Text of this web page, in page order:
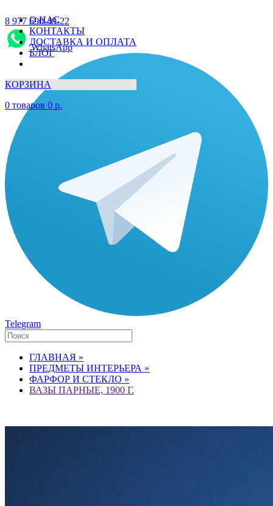
О НАС
КОНТАКТЫ
ДОСТАВКА И ОПЛАТА
БЛОГ
КОРЗИНА
0 товаров 0 р.
8 977 690-49-22
WhatsApp
Telegram
ГЛАВНАЯ »
ПРЕДМЕТЫ ИНТЕРЬЕРА »
ФАРФОР И СТЕКЛО »
ВАЗЫ ПАРНЫЕ, 1900 Г.